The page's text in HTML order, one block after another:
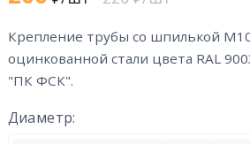
крепление трубы со шпилькой М10 200мм диаметр 160 мм RAL 9003 из
оцинкованной стали цвета RAL
"ПК ФСК".
Диаметр: